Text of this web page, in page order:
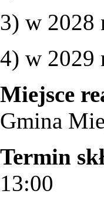
3) w 2028
4) w 2029
Miejsce
Gmina
Termin
13:00